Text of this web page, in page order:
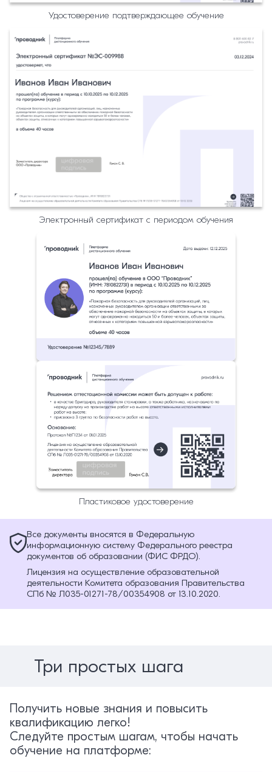
Удостоверение подтверждающее обучение
Электронный сертификат с периодом обучения
Пластиковое удостоверение
Все документы вносятся в Федеральную
информационную систему Федерального реестра
документов об образовании (ФИС ФРДО).
Лицензия на осуществление образовательной
деятельности Комитета образования Правительства
СПб № Л035-01271-78/00354908 от 13.10.2020.
Три простых шага
Получить новые знания и повысить
квалификацию легко!
Следуйте простым шагам, чтобы начать
обучение на платформе: